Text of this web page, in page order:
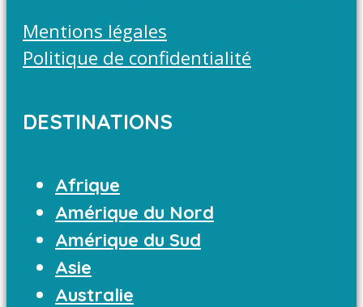
Mentions légales
Politique de confidentialité
DESTINATIONS
Afrique
Amérique du Nord
Amérique du Sud
Asie
Australie